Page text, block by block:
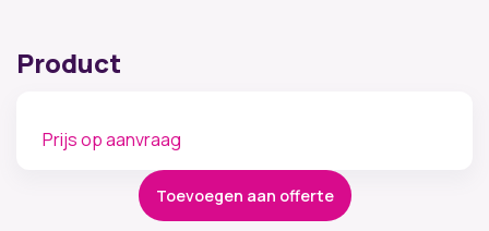
Product
Prijs op aanvraag
Toevoegen aan offerte